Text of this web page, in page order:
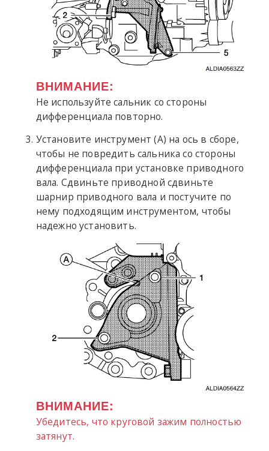
ВНИМАНИЕ:
Не используйте сальник со стороны
дифференциала повторно.
Установите инструмент (A) на ось в сборе,
чтобы не повредить сальника со стороны
дифференциала при установке приводного
вала. Сдвиньте приводной сдвиньте
шарнир приводного вала и постучите по
нему подходящим инструментом, чтобы
надежно установить.
ВНИМАНИЕ:
Убедитесь, что круговой зажим полностью
затянут.